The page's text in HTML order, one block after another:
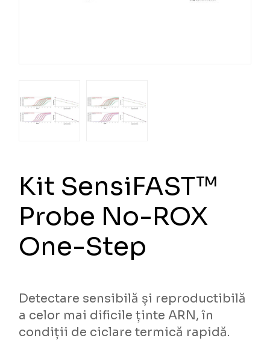
Kit SensiFAST™
Probe No-ROX
One-Step
Detectare sensibilă și reproductibilă
a celor mai dificile ținte ARN, în
condiții de ciclare termică rapidă.